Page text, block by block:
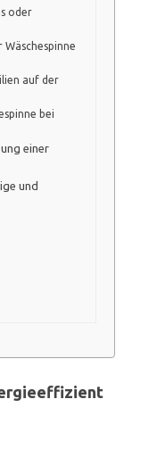
oder
auf der
bei
einer
und